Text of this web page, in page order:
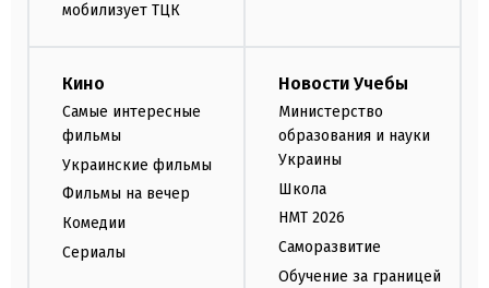
мобилизует ТЦК
Кино
Самые интересные
фильмы
Украинские фильмы
Фильмы на вечер
Комедии
Сериалы
Новости Учебы
Министерство
образования и науки
Украины
Школа
НМТ 2026
Саморазвитие
Обучение за границей